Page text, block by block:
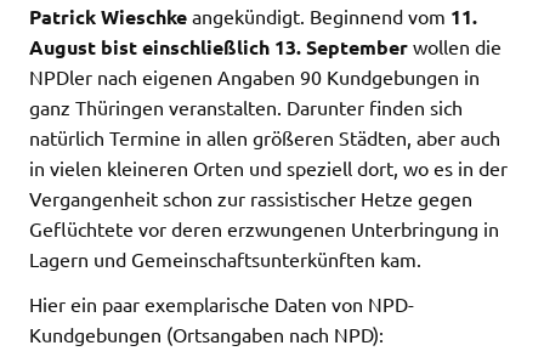
Patrick Wieschke angekündigt. Beginnend vom 11.
August bist einschließlich 13. September wollen die
NPDler nach eigenen Angaben 90 Kundgebungen in
ganz Thüringen veranstalten. Darunter finden sich
natürlich Termine in allen größeren Städten, aber auch
in vielen kleineren Orten und speziell dort, wo es in der
Vergangenheit schon zur rassistischer Hetze gegen
Geflüchtete vor deren erzwungenen Unterbringung in
Lagern und Gemeinschaftsunterkünften kam.
Hier ein paar exemplarische Daten von NPD-
Kundgebungen (Ortsangaben nach NPD):